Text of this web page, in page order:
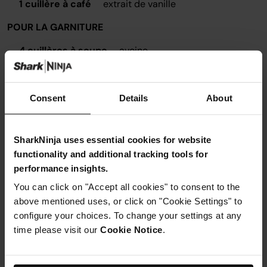
Consent Details About
SharkNinja uses essential cookies for website
functionality and additional tracking tools for
performance insights.
You can click on "Accept all cookies" to consent to the
above mentioned uses, or click on "Cookie Settings" to
configure your choices. To change your settings at any
time please visit our Cookie Notice.
1 cuillère à café
extrait de vanille
POUR LA GARNITURE
4 cuillères à soupe
avoine
4 cuillères à soupe
3 cuillères à soupe
sirop d'érable
2 cuillères à soupe
framboises lyophilisées
Instructions
Étape 1
Préparez d'abord la base - Passez les ingrédients au